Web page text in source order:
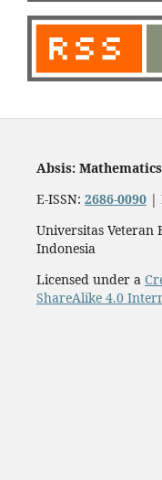
Absis:
E-ISSN: 2686-0090 |
Universitas Veteran
Indonesia
Licensed under a
ShareAlike 4.0